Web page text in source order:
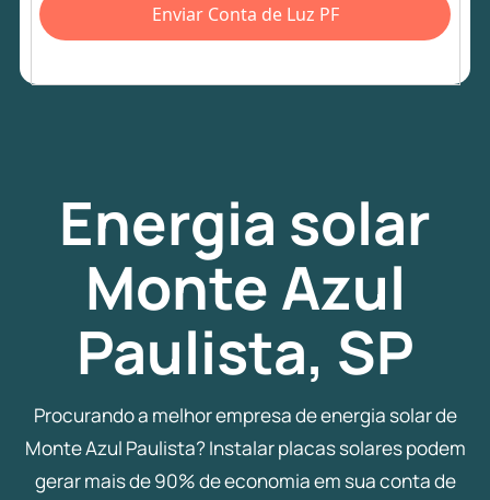
Enviar Conta de Luz PF
Energia solar
Monte Azul
Paulista, SP
Procurando a melhor empresa de energia solar de
Monte Azul Paulista? Instalar placas solares podem
gerar mais de 90% de economia em sua conta de